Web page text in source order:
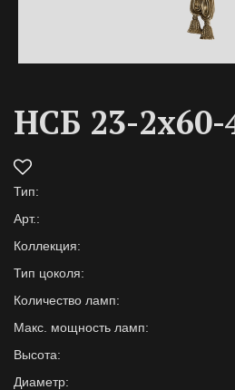
НСБ 23-2х60-
Тип:
Арт.:
Коллекция:
Тип цоколя:
Количество ламп:
Макс. мощность ламп:
Высота:
Диаметр: